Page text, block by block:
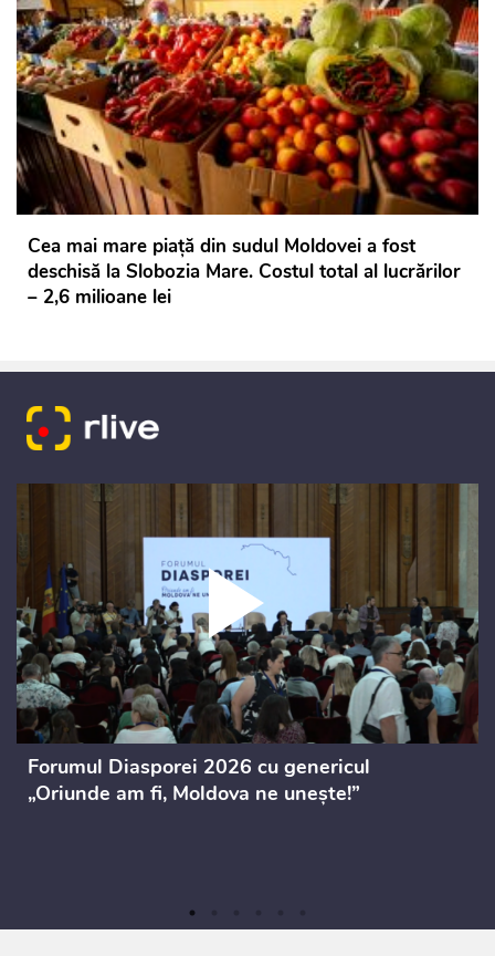
Cea mai mare piață din sudul Moldovei a fost
deschisă la Slobozia Mare. Costul total al lucrărilor
– 2,6 milioane lei
Forumul Diasporei 2026 cu genericul
„Oriunde am fi, Moldova ne unește!”